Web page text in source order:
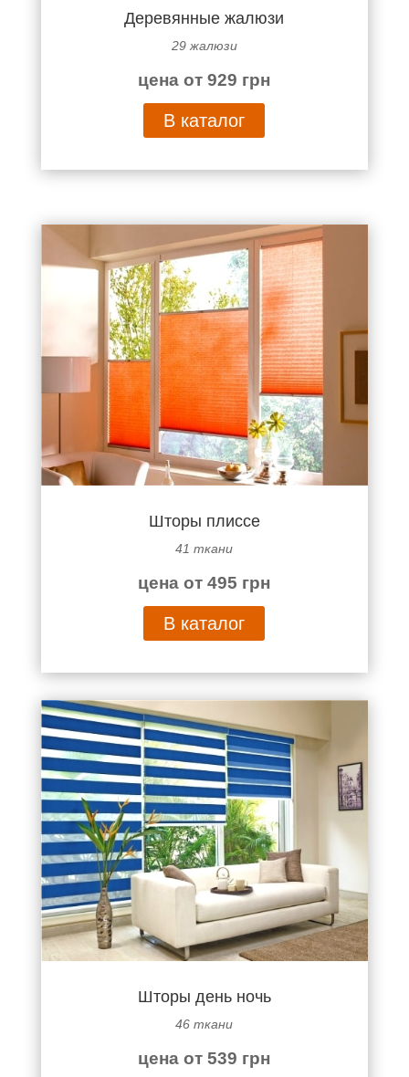
Деревянные жалюзи
29 жалюзи
цена от 929 грн
В каталог
Шторы плиссе
41 ткани
цена от 495 грн
В каталог
Шторы день ночь
46 ткани
цена от 539 грн